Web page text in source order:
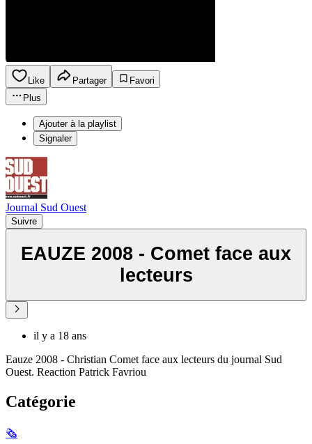
Like Partager
Favori
Plus
Ajouter à la playlist
Signaler
Journal Sud Ouest
Suivre
EAUZE 2008 - Comet face aux
lecteurs
il y a 18 ans
Eauze 2008 - Christian Comet face aux lecteurs du journal Sud
Ouest. Reaction Patrick Favriou
Catégorie
🗞